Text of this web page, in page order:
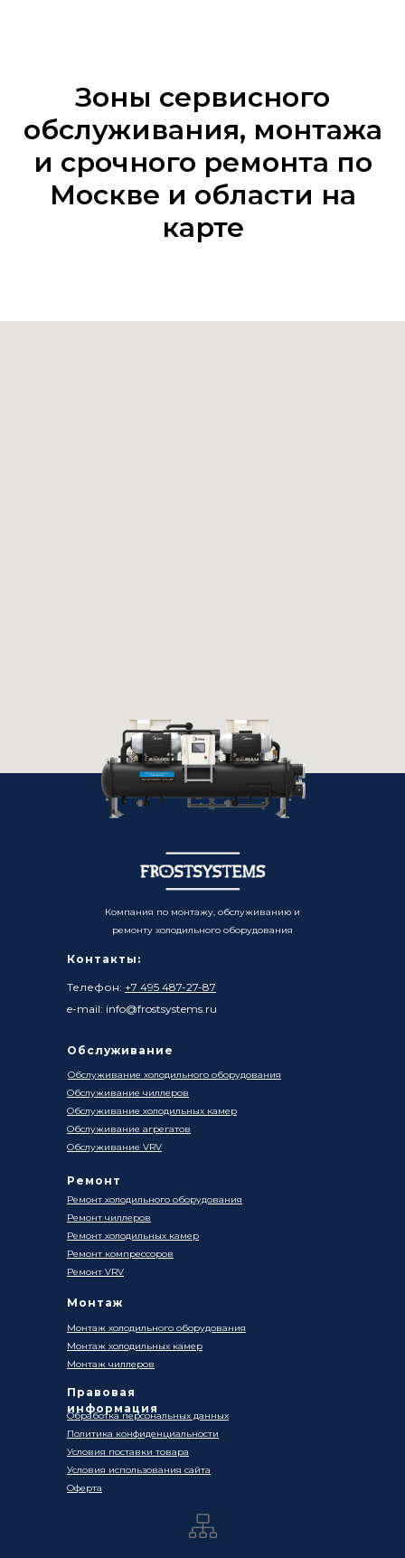
Зоны сервисного
обслуживания, монтажа
и срочного ремонта по
Москве и области на
карте
Контакты:
Телефон: +7 495 487-27-87
e-mail: info@frostsystems.ru
Ремонт
Обработка персональных данных
Политика конфиденциальности
Условия поставки товара
Оферта
Условия использования сайта
Компания по монтажу, обслуживанию и
ремонту холодильного оборудования
Ремонт холодильного оборудования
Ремонт чиллеров
Ремонт холодильных камер
Ремонт компрессоров
Ремонт VRV
Монтаж
Правовая
информация
Монтаж холодильного оборудования
Монтаж чиллеров
Монтаж холодильных камер
Обслуживание
Обслуживание холодильного оборудования
Обслуживание чиллеров
Обслуживание холодильных камер
Обслуживание агрегатов
Обслуживание VRV